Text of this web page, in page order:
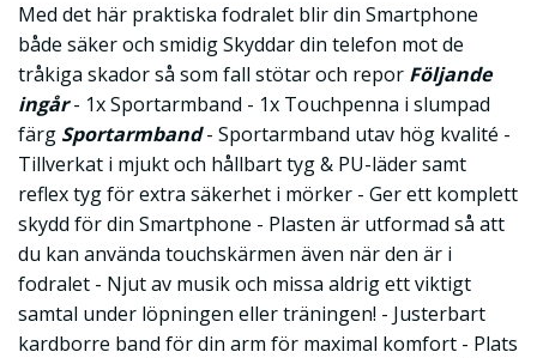
Med det här praktiska fodralet blir din Smartphone
både säker och smidig Skyddar din telefon mot de
tråkiga skador så som fall stötar och repor Följande
ingår- 1x Sportarmband - 1x Touchpenna i slumpad
färg Sportarmband- Sportarmband utav hög kvalité -
Tillverkat i mjukt och hållbart tyg & PU-läder samt
reflex tyg för extra säkerhet i mörker - Ger ett komplett
skydd för din Smartphone - Plasten är utformad så att
du kan använda touchskärmen även när den är i
fodralet - Njut av musik och missa aldrig ett viktigt
samtal under löpningen eller träningen! - Justerbart
kardborre band för din arm för maximal komfort - Plats